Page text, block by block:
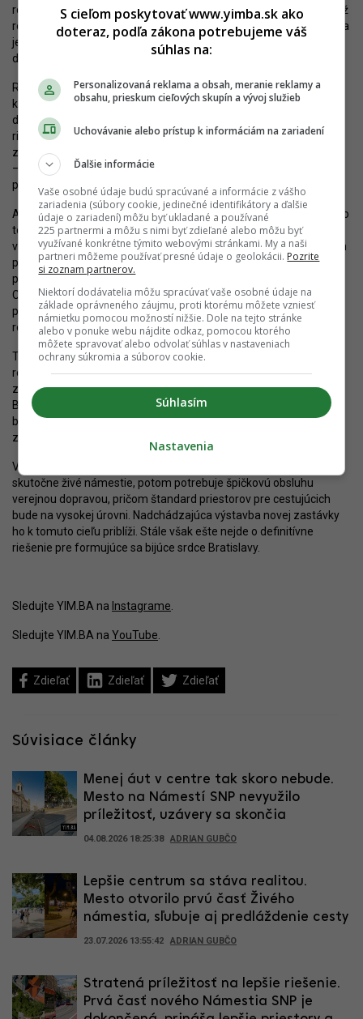
rozpore s originálnymi plánmi na revitalizáciu tejto časti centra. Už
roky totiž dopravní experti aj mesto diskutujú o možnosti zriadenia
jednej veľkej zastávky Centrum v podobe prestupného uzla pod
domom Manderla.
Rátala s ním aj finálna štúdia Živého námestia z pera nemeckej
kancelárie Loidl Landscape Architects Berlin spoločne s
dopravnými konzultantmi z BPR Dr. Schäpertons Consult. Finálne
riešenie však prešlo úpravami a racionalizáciou. Nateraz tak
zostáva sen o veľkom uzle – ktorý sa tu už v minulosti nachádzal
– len hudbou budúcnosti. Otvorená mala byť dokonca aj možnosť
prestupov medzi električkami a trolejbusmi.
Ako sa ale ukazuje, nemusí ísť o natoľko vzdialenú budúcnosť. Ako
totiž informuje dopravný portál iMHD.sk, pri udeľovaní dočasnej
výnimky zo stavebno-technických požiadaviek príslušných noriem
pre nové nástupište Ministerstvo dopravy SR stanovilo
požiadavku, aby pri ďalšej rekonštrukcii trate bol prestupný uzol
Centrum prebudovaný tak, aby sa eliminovala potreba pešieho
presunu medzi nástupišťami. Najneskorší termín rekonštrukcie je
rok 2033.
To v praxi znamená, že vízia zastávky pod Manderlom je stále
reálna. Zo zastávky Centrum by sa skutočne stal jeden
z najdôležitejších bodov pre električkovú dopravu v celej
Bratislave, ktorý by umožňoval spojenie s takmer všetkými
bratislavskými radiálami. Mesto sa zatiaľ k tomuto zámeru stavia
zdržanlivo.
V každom prípade, ak sa má z Námestia SNP a okolia stať
skutočne živé námestie, potom potrebuje špičkovú obsluhu
verejnou dopravou, pričom štandard priestorov pre cestujúcich
bude na vysokej úrovni. Nadchádzajúca výstavba novej zastávky
ho k tomuto cieľu priblíži. Stále však ešte nejde o definitívne
riešenie pre formujúce sa bijúce srdce Bratislavy.
Sledujte YIM.BA na Instagrame.
Sledujte YIM.BA na YouTube.
Zdieľať Zdieľať Zdieľať
Súvisiace články
Menej áut v centre tak skoro nebude.
Mesto na Námestí SNP nevyužilo
príležitosť, uzávery sa skončia
04.08.2026 18:25:38 ADRIAN GUBČO
Lepšie centrum sa stáva realitou.
Mesto otvorilo prvú časť Živého
námestia, sľubuje aj predláždenie cesty
23.07.2026 13:55:42 ADRIAN GUBČO
Stratená príležitosť na lepšie riešenie.
Prvá časť nového Námestia SNP je
S cieľom poskytovať www.yimba.sk ako
doteraz, podľa zákona potrebujeme váš
súhlas na:
Personalizovaná reklama a obsah, meranie reklamy a
obsahu, prieskum cieľových skupín a vývoj služieb
Uchovávanie alebo prístup k informáciám na zariadení
Ďalšie informácie
Vaše osobné údaje budú spracúvané a informácie z vášho
zariadenia (súbory cookie, jedinečné identifikátory a ďalšie
údaje o zariadení) môžu byť ukladané a používané
225 partnermi a môžu s nimi byť zdieľané alebo môžu byť
využívané konkrétne týmito webovými stránkami. My a naši
partneri môžeme používať presné údaje o geolokácii. Pozrite
si zoznam partnerov.
Niektorí dodávatelia môžu spracúvať vaše osobné údaje na
základe oprávneného záujmu, proti ktorému môžete vzniesť
námietku pomocou možností nižšie. Dole na tejto stránke
alebo v ponuke webu nájdite odkaz, pomocou ktorého
môžete spravovať alebo odvolať súhlas v nastaveniach
ochrany súkromia a súborov cookie.
Súhlasím
Nastavenia